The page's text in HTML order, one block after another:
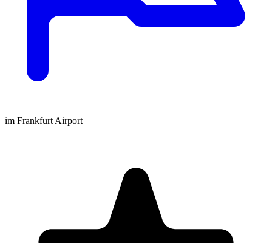
im Frankfurt Airport